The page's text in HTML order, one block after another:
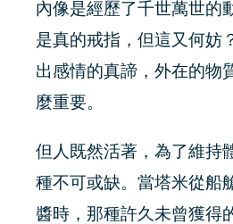
內像是經歷了千世萬世的
是真的戒指，但這又何妨
出感情的真諦，外在的物
麼重要。
但人既然活著，為了維持
種不可或缺。當塔米從船
醬時，那種許久未曾獲得